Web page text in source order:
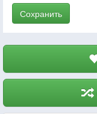
Сохранить